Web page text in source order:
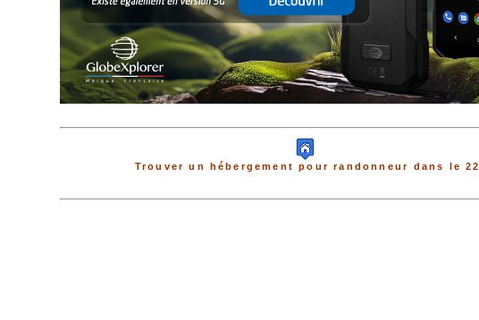
Trouver un hébergement pour randonneur dans le 22